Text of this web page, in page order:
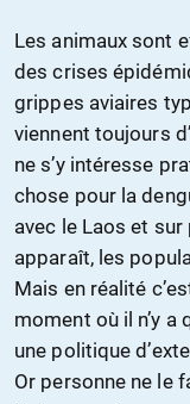
Les animaux sont
des crises
grippes aviaires
viennent toujours
ne s’y intéresse
chose pour la
avec le Laos et
apparaît, les
Mais en réalité
moment où il n’y a
une politique
Or personne ne le